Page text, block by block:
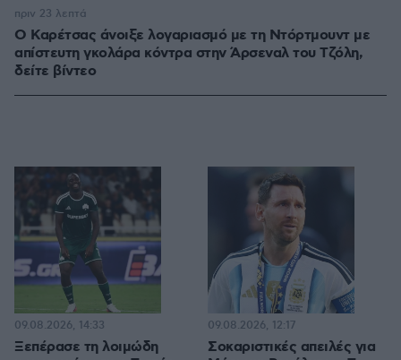
Ο Καρέτσας άνοιξε λογαριασμό με τη Ντόρτμουντ με
απίστευτη γκολάρα κόντρα στην Άρσεναλ του Τζόλη,
δείτε βίντεο
πριν 23 λεπτά
Ξεπέρασε τη λοιμώδη
09.08.2026, 14:33
Σοκαριστικές απειλές για
09.08.2026, 12:17